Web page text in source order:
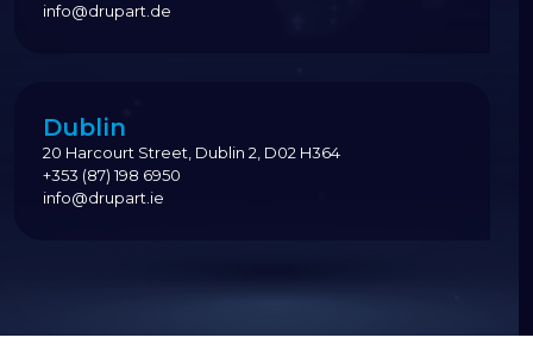
info@drupart.de
Dublin
20 Harcourt Street, Dublin 2, D02 H364
+353 (87) 198 6950
info@drupart.ie